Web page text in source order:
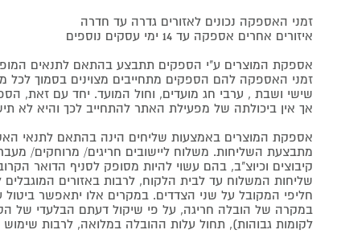
זמני האספקה נכונים לאזורים גדרה עד חדרה
איזורים אחרים אספקה עד 14 ימי עסקים נוספים
אספקת המוצרים ע"י הספקים תתבצע בהתאם לתנאים
זמני האספקה להם הספקים מתחייבים מצוינים בסמוך לכל
שישי ושבת , ערבי חג מועדים, וחול המועד. יחד עם זאת,
אך אין ביכולתה של מפעילת האתר להתחייב לכך והיא לא
אספקת המוצרים באמצעות שליחים הינה בהתאם לתנאי
מתבצעת השליחות. משלוח ליישובים חריגים/ מרוחקים/
קיבוצים וכיוצ"ב, בהם עשוי להיות מסופק לסניף הדואר
שליחות המשלוח עד לבית הלקוח, לרבות באזורים המוגבלים
חליפי המקובל על שני הצדדים. במקרים אלו יתאפשר
במקרה של הובלה חריגה, על פי שיקול דעתם הבלעדי של
לקומות גבוהות), תחול עלות ההובלה במלואה, לרבות שימוש